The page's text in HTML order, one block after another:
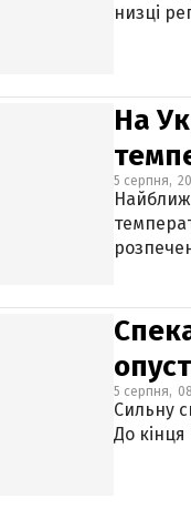
низці
На
5 серпня,
5 серпня,
Сильну
До